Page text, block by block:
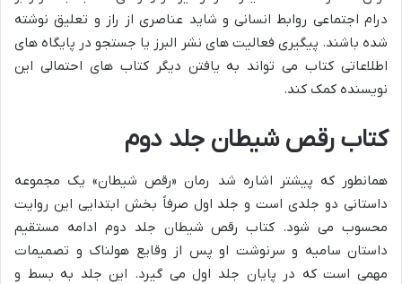
درام اجتماعی روابط انسانی و شاید عناصری از راز و تعلیق نوشته
شده باشند. پیگیری فعالیت های نشر البرز یا جستجو در پایگاه های
اطلاعاتی کتاب می تواند به یافتن دیگر کتاب های احتمالی این
نویسنده کمک کند.
کتاب رقص شیطان جلد دوم
همانطور که پیشتر اشاره شد رمان «رقص شیطان» یک مجموعه
داستانی دو جلدی است و جلد اول صرفاً بخش ابتدایی این روایت
محسوب می شود. کتاب رقص شیطان جلد دوم ادامه مستقیم
داستان سامیه و سرنوشت او پس از وقایع هولناک و تصمیمات
مهمی است که در پایان جلد اول می گیرد. این جلد به بسط و